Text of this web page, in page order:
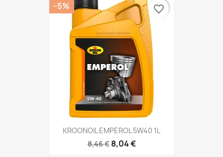
KROONOIL EMPEROL 5W40 1L
8,46 € 8,04 €
−5% favorite_border